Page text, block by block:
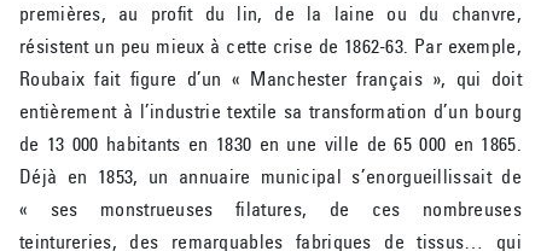
premières, au profit du lin, de la laine ou du chanvre,
résistent un peu mieux à cette crise de 1862-63. Par exemple,
Roubaix fait figure d’un « Manchester français », qui doit
entièrement à l’industrie textile sa transformation d’un bourg
de 13 000 habitants en 1830 en une ville de 65 000 en 1865.
Déjà en 1853, un annuaire municipal s’enorgueillissait de
« ses monstrueuses filatures, de ces nombreuses
teintureries, des remarquables fabriques de tissus… qui